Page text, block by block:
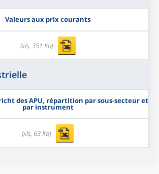
Valeurs aux prix courants
(xls, 351 Ko)
des APU, répartition par sous-secteur et
par instrument
(xls, 63 Ko)